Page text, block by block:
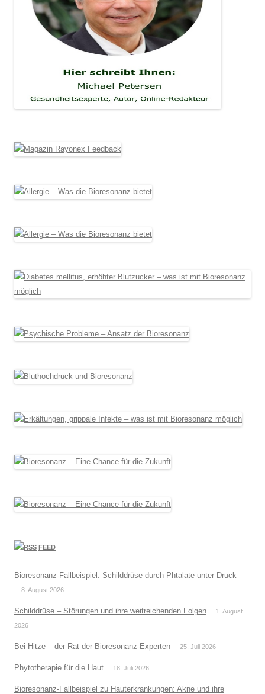
FEED
Bioresonanz-Fallbeispiel: Schilddrüse durch Phtalate unter Druck
8. August 2026
Schilddrüse – Störungen und ihre weitreichenden Folgen
1. August
2026
Bei Hitze – der Rat der Bioresonanz-Experten 25. Juli 2026
Phytotherapie für die Haut 18. Juli 2026
Bioresonanz-Fallbeispiel zu Hauterkrankungen: Akne und ihre